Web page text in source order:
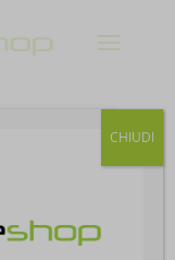
E
/ NB PRO
CHIUDI